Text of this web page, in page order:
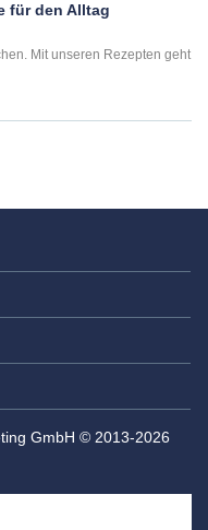
für den Alltag
Mit unseren Rezepten geht
GmbH © 2013-2026